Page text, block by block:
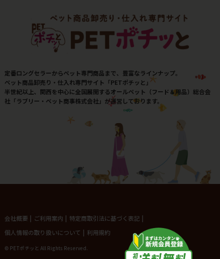
定番ロングセラーからペット専門商品まで、豊富なラインナップ。
ペット商品卸売り・仕入れ専門サイト「PETポチッと」
半世紀以上、関西を中心に全国展開するオールペット（フード＆用品）総合会
社「ラブリー・ペット商事株式会社」が運営しております。
会社概要 | ご利用案内 | 特定商取引法に基づく表記 |
個人情報の取り扱いについて | 利用規約
© PETポチッと All Rights Reserved.